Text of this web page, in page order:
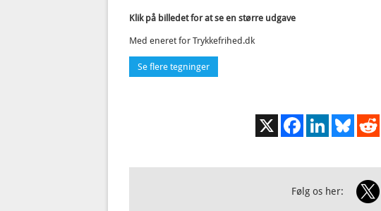
Klik på billedet for at se en større udgave
Med eneret for Trykkefrihed.dk
Se flere tegninger
FacebookLinkedInBluesky
Følg os her: